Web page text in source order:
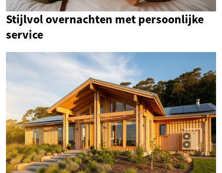
Stijlvol overnachten met persoonlijke
service